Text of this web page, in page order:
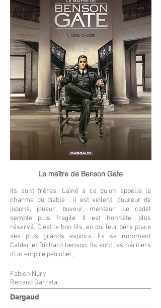
Le maître de Benson Gate
Ils sont frères. L'aîné a ce qu'on appelle le
charme du diable : il est violent, coureur de
jupons, joueur, buveur, menteur. Le cadet
semble plus fragile. Il est honnête, plus
réservé. C'est le bon fils, en qui leur père place
ses plus grands espoirs. Ils se nomment
Calder et Richard benson. Ils sont les héritiers
d'un empire pétrolier,
Fabien Nury
Renaud Garreta
Dargaud